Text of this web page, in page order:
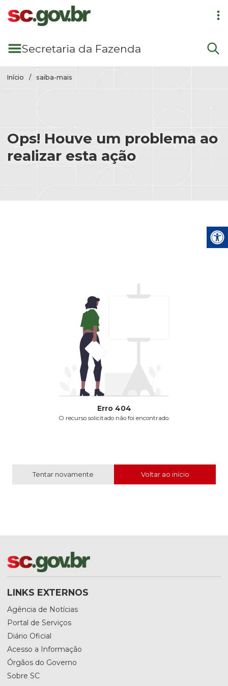
Pular para conteúdo principal
Secretaria da Fazenda
Início saiba-mais
Ops! Houve um problema ao
realizar esta ação
Erro 404
O recurso solicitado não foi encontrado.
Tentar novamente Voltar ao início
LINKS EXTERNOS
Agência de Notícias
Portal de Serviços
Diário Oficial
Acesso a Informação
Órgãos do Governo
Sobre SC